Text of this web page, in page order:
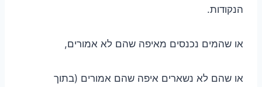
הנקודות.
או שהמים נכנסים מאיפה שהם לא אמורים,
או שהם לא נשארים איפה שהם אמורים (בתוך